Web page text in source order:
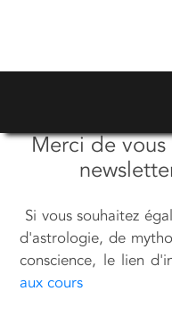
Merci de
Si vous souhaitez
d'astrologie, de
conscience, le lien
aux cours